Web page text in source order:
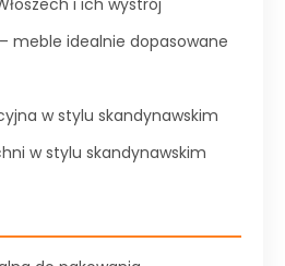
i ich wystrój
meble idealnie dopasowane
w stylu skandynawskim
w stylu skandynawskim